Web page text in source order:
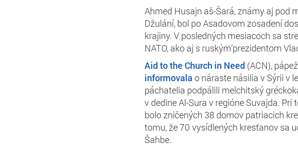
Ahmed Husajn aš-Šará, známy aj pod
Džulání, bol po Asadovom zosadení
krajiny. V posledných mesiacoch sa
NATO, ako aj s ruským’prezidentom
Aid to the Church in Need (ACN),
informovala o náraste násilia v Sýrii v
páchatelia podpálili melchitský
v dedine Al-Sura v regióne Suvajda.
bolo zničených 38 domov patriacich
tomu, že 70 vysídlených kresťanov sa
Šahbe.